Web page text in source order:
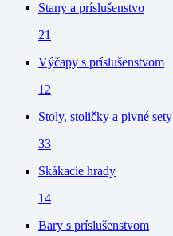
Stany a príslušenstvo
21
Výčapy s príslušenstvom
12
Stoly, stoličky a pivné sety
33
Skákacie hrady
14
Bary s príslušenstvom